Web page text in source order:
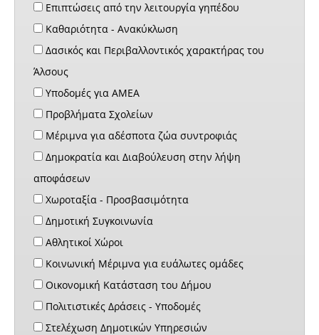
Επιπτώσεις από την λειτουργία γηπέδου
Καθαριότητα - Ανακύκλωση
Δασικός και Περιβαλλοντικός χαρακτήρας του
Άλσους
Υποδομές για ΑΜΕΑ
Προβλήματα Σχολείων
Μέριμνα για αδέσποτα ζώα συντροφιάς
Δημοκρατία και Διαβούλευση στην λήψη
αποφάσεων
Χωροταξία - Προσβασιμότητα
Δημοτική Συγκοινωνία
Αθλητικοί Χώροι
Κοινωνική Μέριμνα για ευάλωτες ομάδες
Οικονομική Κατάσταση του Δήμου
Πολιτιστικές Δράσεις - Υποδομές
Στελέχωση Δημοτικών Υπηρεσιών